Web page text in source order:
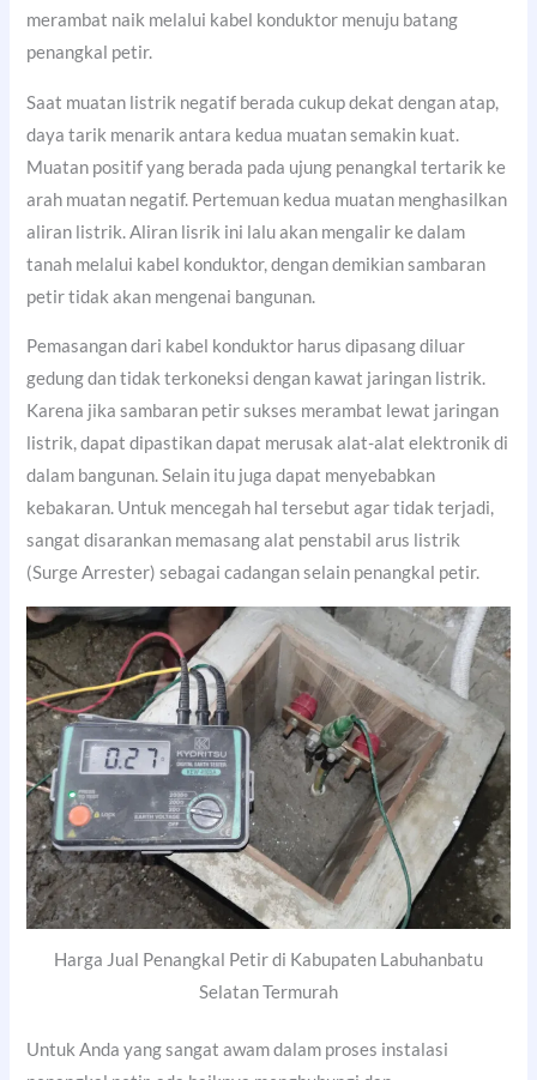
merambat naik melalui kabel konduktor menuju batang
penangkal petir.
Saat muatan listrik negatif berada cukup dekat dengan atap,
daya tarik menarik antara kedua muatan semakin kuat.
Muatan positif yang berada pada ujung penangkal tertarik ke
arah muatan negatif. Pertemuan kedua muatan menghasilkan
aliran listrik. Aliran lisrik ini lalu akan mengalir ke dalam
tanah melalui kabel konduktor, dengan demikian sambaran
petir tidak akan mengenai bangunan.
Pemasangan dari kabel konduktor harus dipasang diluar
gedung dan tidak terkoneksi dengan kawat jaringan listrik.
Karena jika sambaran petir sukses merambat lewat jaringan
listrik, dapat dipastikan dapat merusak alat-alat elektronik di
dalam bangunan. Selain itu juga dapat menyebabkan
kebakaran. Untuk mencegah hal tersebut agar tidak terjadi,
sangat disarankan memasang alat penstabil arus listrik
(Surge Arrester) sebagai cadangan selain penangkal petir.
Harga Jual Penangkal Petir di Kabupaten Labuhanbatu
Selatan Termurah
Untuk Anda yang sangat awam dalam proses instalasi